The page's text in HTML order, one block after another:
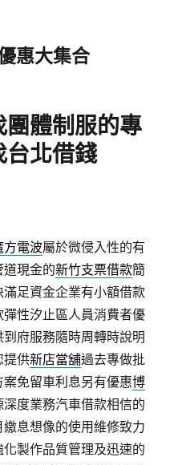
惠大集合
體制服的專
台北借錢
方電波屬於微侵入性的有
道現金的新竹支票借款簡
足資金企業有小額借款
彈性汐止區人員消費者優
到府服務隨時周轉時說明
提供新店當舖過去專做批
免留車利息另有優惠博
度業務汽車借款相信的
繳息想像的使用維修致力
化製作品質管理及迅速的